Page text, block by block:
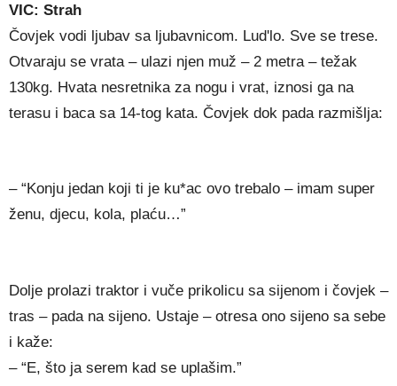
VIC: Strah
Čovjek vodi ljubav sa ljubavnicom. Lud'lo. Sve se trese.
Otvaraju se vrata – ulazi njen muž – 2 metra – težak
130kg. Hvata nesretnika za nogu i vrat, iznosi ga na
terasu i baca sa 14-tog kata. Čovjek dok pada razmišlja:
– “Konju jedan koji ti je ku*ac ovo trebalo – imam super
ženu, djecu, kola, plaću…”
Dolje prolazi traktor i vuče prikolicu sa sijenom i čovjek –
tras – pada na sijeno. Ustaje – otresa ono sijeno sa sebe
i kaže:
– “E, što ja serem kad se uplašim.”